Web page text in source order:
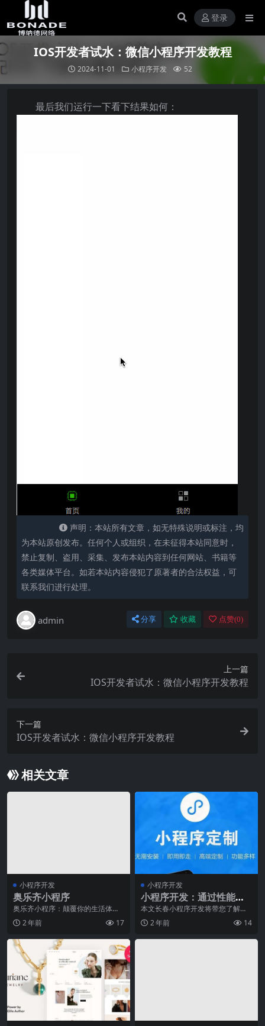
登录
IOS开发者试水：微信小程序开发教程
2024-11-01 小程序开发 52
最后我们运行一下看下结果如何：
声明：本站所有文章，如无特殊说明或标注，均
为本站原创发布。任何个人或组织，在未征得本站同意时，
禁止复制、盗用、采集、发布本站内容到任何网站、书籍等
各类媒体平台。如若本站内容侵犯了原著者的合法权益，可
联系我们进行处理。
admin 分享 收藏 点赞(0)
上一篇
IOS开发者试水：微信小程序开发教程
下一篇
IOS开发者试水：微信小程序开发教程
相关文章
小程序开发
奥乐齐小程序
奥乐齐小程序：颠覆你的生活体验
大家好！今天我要向大家介绍一个
令人兴奋的新产品——
2 年前 17
小程序开发
小程序开发：通过性能测
试优化
本文长春小程序开发将带您了解性
能测试的细微差别及其对提供无缝
用户体验的影响。"&...
2 年前 14